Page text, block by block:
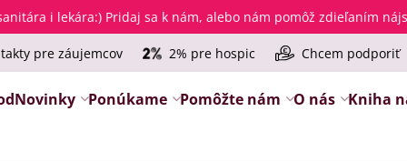
i lekára:) Pridaj sa k nám, alebo nám pomôž zdieľaním
pre záujemcov 2% pre hospic Chcem podporiť
Novinky Ponúkame Pomôžte nám O nás Kniha